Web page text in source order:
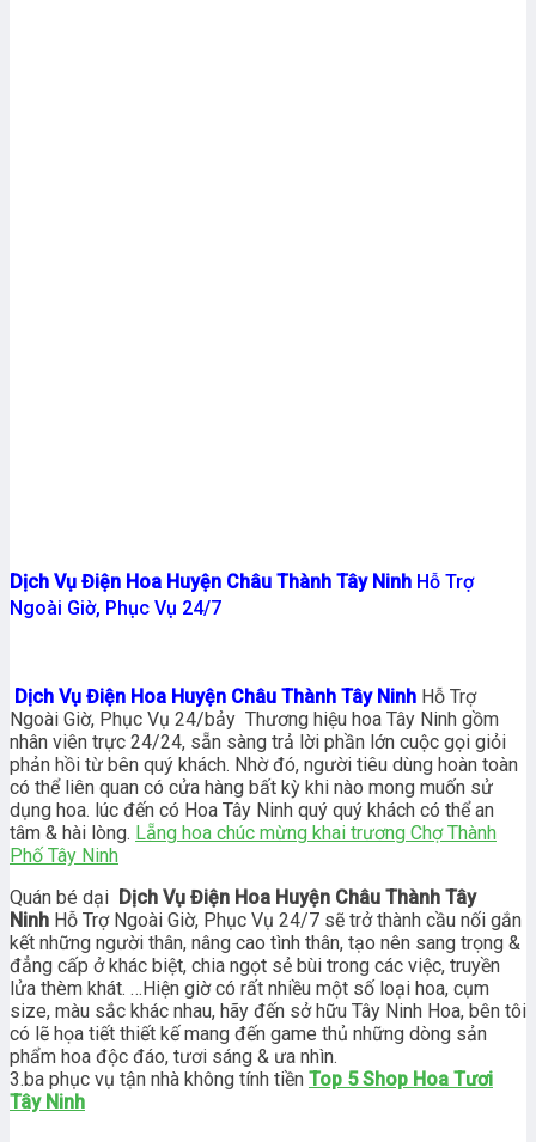
Dịch Vụ Điện Hoa Huyện Châu Thành Tây Ninh Hỗ Trợ
Ngoài Giờ, Phục Vụ 24/7
Dịch Vụ Điện Hoa Huyện Châu Thành Tây Ninh Hỗ Trợ
Ngoài Giờ, Phục Vụ 24/bảy Thương hiệu hoa Tây Ninh gồm
nhân viên trực 24/24, sẵn sàng trả lời phần lớn cuộc gọi giỏi
phản hồi từ bên quý khách. Nhờ đó, người tiêu dùng hoàn toàn
có thể liên quan có cửa hàng bất kỳ khi nào mong muốn sử
dụng hoa. lúc đến có Hoa Tây Ninh quý quý khách có thể an
tâm & hài lòng. Lẵng hoa chúc mừng khai trương Chợ Thành
Phố Tây Ninh
Quán bé dại Dịch Vụ Điện Hoa Huyện Châu Thành Tây
Ninh Hỗ Trợ Ngoài Giờ, Phục Vụ 24/7 sẽ trở thành cầu nối gắn
kết những người thân, nâng cao tình thân, tạo nên sang trọng &
đẳng cấp ở khác biệt, chia ngọt sẻ bùi trong các việc, truyền
lửa thèm khát. …Hiện giờ có rất nhiều một số loại hoa, cụm
size, màu sắc khác nhau, hãy đến sở hữu Tây Ninh Hoa, bên tôi
có lẽ họa tiết thiết kế mang đến game thủ những dòng sản
phẩm hoa độc đáo, tươi sáng & ưa nhìn.
3.ba phục vụ tận nhà không tính tiền Top 5 Shop Hoa Tươi
Tây Ninh